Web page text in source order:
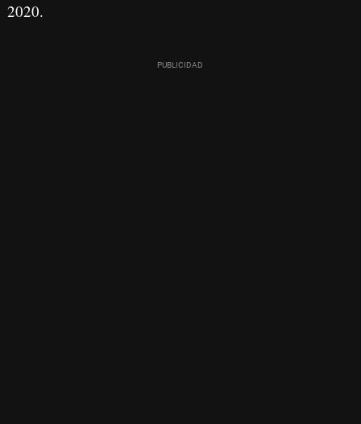
2020.